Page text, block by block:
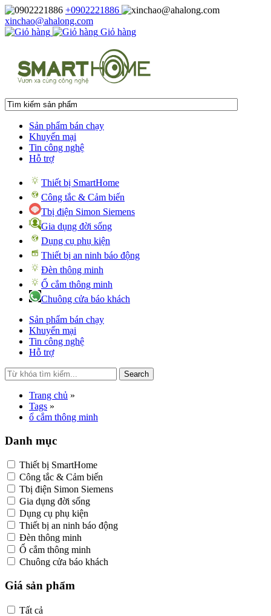
+0902221886
xinchao@ahalong.com
Giỏ hàng
Sản phẩm bán chạy
Khuyến mại
Tin công nghệ
Hỗ trợ
Thiết bị SmartHome
Công tắc & Cảm biến
Tbị điện Simon Siemens
Gia dụng đời sống
Dụng cụ phụ kiện
Thiết bị an ninh báo động
Đèn thông minh
Ổ cắm thông minh
Chuông cửa báo khách
Sản phẩm bán chạy
Khuyến mại
Tin công nghệ
Hỗ trợ
Search
Trang chủ »
Tags »
ổ cắm thông minh
Danh mục
Thiết bị SmartHome
Công tắc & Cảm biến
Tbị điện Simon Siemens
Gia dụng đời sống
Dụng cụ phụ kiện
Thiết bị an ninh báo động
Đèn thông minh
Ổ cắm thông minh
Chuông cửa báo khách
Giá sản phẩm
Tất cả